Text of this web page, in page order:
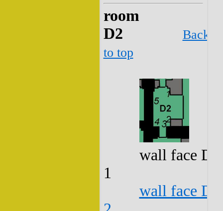
room
D2
Back
to top
wall face
1
wall face